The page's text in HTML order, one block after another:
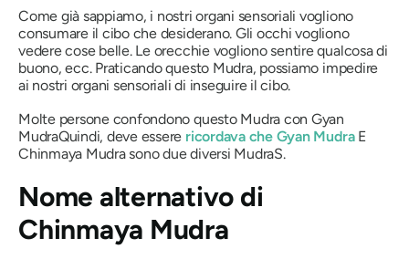
Come già sappiamo, i nostri organi sensoriali vogliono
consumare il cibo che desiderano. Gli occhi vogliono
vedere cose belle. Le orecchie vogliono sentire qualcosa di
buono, ecc. Praticando questo Mudra, possiamo impedire
ai nostri organi sensoriali di inseguire il cibo.
Molte persone confondono questo Mudra con Gyan
MudraQuindi, deve essere ricordava che Gyan MudraE
Chinmaya Mudrasono due diversi MudraS.
Nome alternativo di
Chinmaya Mudra